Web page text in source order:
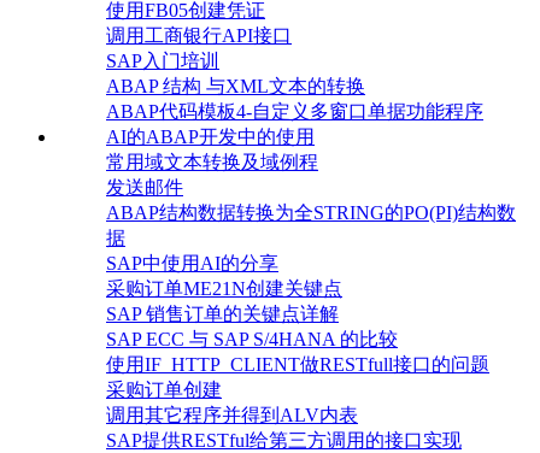
使用FB05创建凭证
调用工商银行API接口
SAP入门培训
ABAP 结构 与XML文本的转换
ABAP代码模板4-自定义多窗口单据功能程序
AI的ABAP开发中的使用
常用域文本转换及域例程
发送邮件
ABAP结构数据转换为全STRING的PO(PI)结构数
据
SAP中使用AI的分享
采购订单ME21N创建关键点
SAP 销售订单的关键点详解
SAP ECC 与 SAP S/4HANA 的比较
使用IF_HTTP_CLIENT做RESTfull接口的问题
采购订单创建
调用其它程序并得到ALV内表
SAP提供RESTful给第三方调用的接口实现